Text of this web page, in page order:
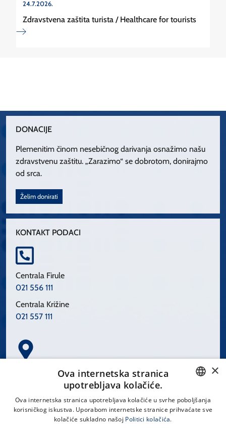
24.7.2026.
Zdravstvena zaštita turista / Healthcare for tourists
DONACIJE
Plemenitim činom nesebičnog darivanja osnažimo našu
zdravstvenu zaštitu. „Zarazimo“ se dobrotom, donirajmo
od srca.
Želim donirati
KONTAKT PODACI
Centrala Firule
021 556 111
Centrala Križine
021 557 111
Spinčićeva 1, 21000 Split
CROATIAN
×
Ova internetska stranica
upotrebljava kolačiće.
Ova internetska stranica upotrebljava kolačiće u svrhe poboljšanja
korisničkog iskustva. Uporabom internetske stranice prihvaćate sve
kolačiće sukladno našoj Politici kolačića.